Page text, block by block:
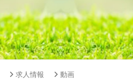
求人情報 動画